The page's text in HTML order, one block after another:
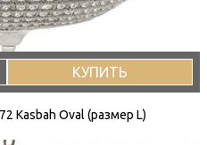
КУПИТЬ
Kasbah Oval (размер L)